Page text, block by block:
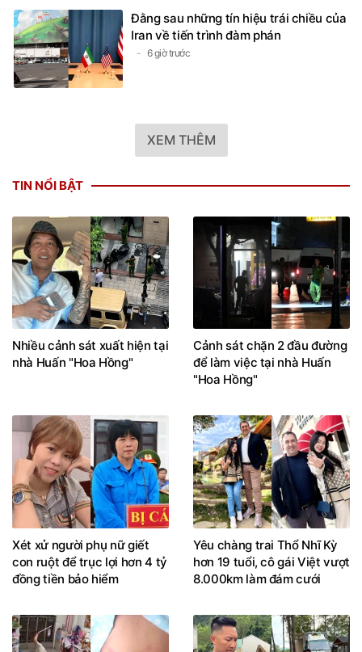
Iran về tiến trình đàm phán
6 giờ trước
XEM THÊM
Nhiều cảnh sát xuất hiện tại
nhà Huấn "Hoa Hồng"
Cảnh sát chặn 2 đầu đường
để làm việc tại nhà Huấn
"Hoa Hồng"
Xét xử người phụ nữ giết
con ruột để trục lợi hơn 4 tỷ
đồng tiền bảo hiểm
Yêu chàng trai Thổ Nhĩ Kỳ
hơn 19 tuổi, cô gái Việt vượt
8.000km làm đám cưới